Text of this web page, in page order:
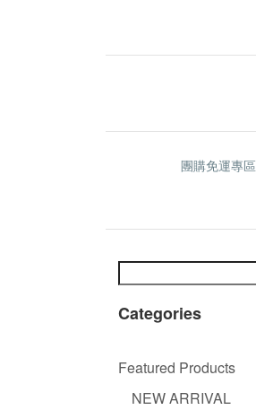
團購免運專區
Categories
Featured Products
NEW ARRIVAL